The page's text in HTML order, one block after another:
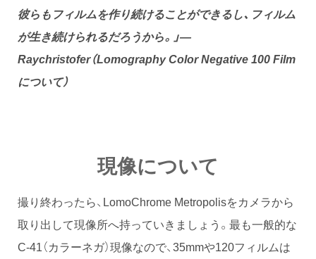
彼らもフィルムを作り続けることができるし、フィルム
が生き続けられるだろうから。」—
Raychristofer（Lomography Color Negative 100 Film
について）
現像について
撮り終わったら、LomoChrome Metropolisをカメラから
取り出して現像所へ持っていきましょう。最も一般的な
C-41（カラーネガ）現像なので、35mmや120フィルムは